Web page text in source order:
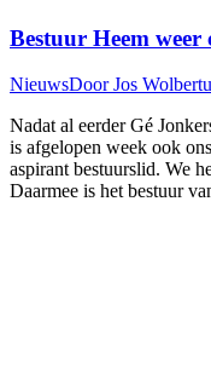
Bestuur Heem weer
NieuwsDoorJos
Nadat al eerder Gé
is afgelopen week ook
aspirant bestuurslid. We
Daarmee is het bestuur